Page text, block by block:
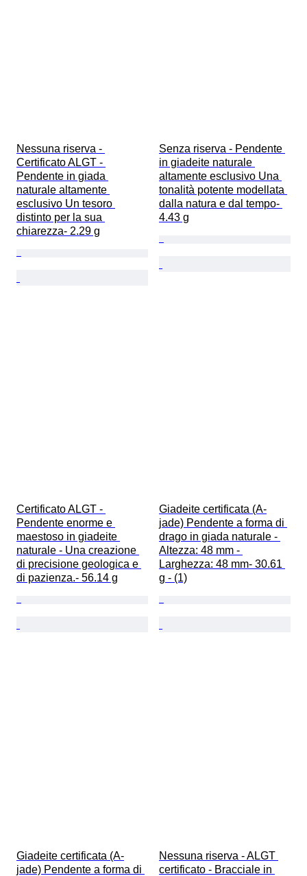
Nessuna riserva -
Certificato ALGT -
Pendente in giada
naturale altamente
esclusivo Un tesoro
distinto per la sua
chiarezza- 2.29 g
Senza riserva - Pendente
in giadeite naturale
altamente esclusivo Una
tonalità potente modellata
dalla natura e dal tempo-
4.43 g
Certificato ALGT -
Pendente enorme e
maestoso in giadeite
naturale - Una creazione
di precisione geologica e
di pazienza.- 56.14 g
Giadeite certificata (A-
jade) Pendente a forma di
drago in giada naturale -
Altezza: 48 mm -
Larghezza: 48 mm- 30.61
g - (1)
Giadeite certificata (A-
jade) Pendente a forma di
Nessuna riserva - ALGT
certificato - Bracciale in